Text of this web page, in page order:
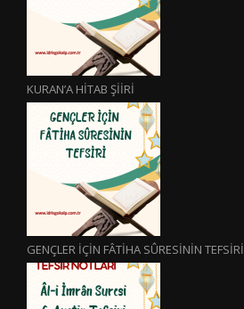
KURAN’A HİTAB ŞİİRİ
GENÇLER İÇİN FÂTİHA SÛRESİNİN TEFSİRİ